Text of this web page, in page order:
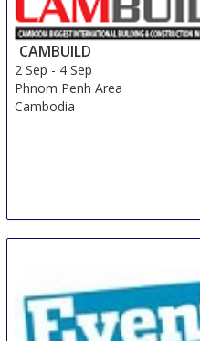
CAMBUILD
2 Sep - 4 Sep
Phnom Penh Area
Cambodia